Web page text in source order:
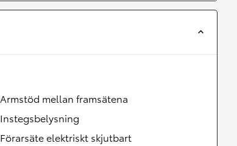
Från 350 900 kr
Nya GR GT
Armstöd mellan framsätena
Instegsbelysning
Förarsäte elektriskt skjutbart